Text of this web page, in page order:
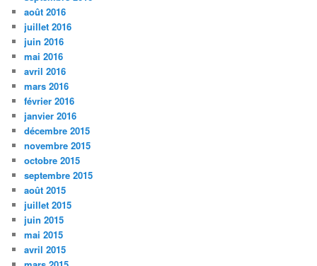
août 2016
juillet 2016
juin 2016
mai 2016
avril 2016
mars 2016
février 2016
janvier 2016
décembre 2015
novembre 2015
octobre 2015
septembre 2015
août 2015
juillet 2015
juin 2015
mai 2015
avril 2015